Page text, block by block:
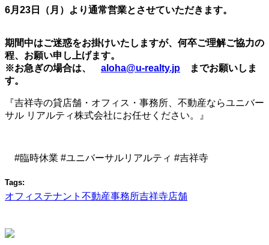
6月23日（月）より通常営業とさせていただきます。
期間中はご迷惑をお掛けいたしますが、何卒ご理解ご協力の
程、お願い申し上げます。
※お急ぎの場合は、 aloha@u-realty.jp までお願いしま
す。
『吉祥寺の貸店舗・オフィス・事務所、不動産ならユニバー
サル リアルティ株式会社にお任せください。』
#臨時休業 #ユニバーサルリアルティ #吉祥寺
Tags:
オフィステナント 不動産事務所吉祥寺店舗